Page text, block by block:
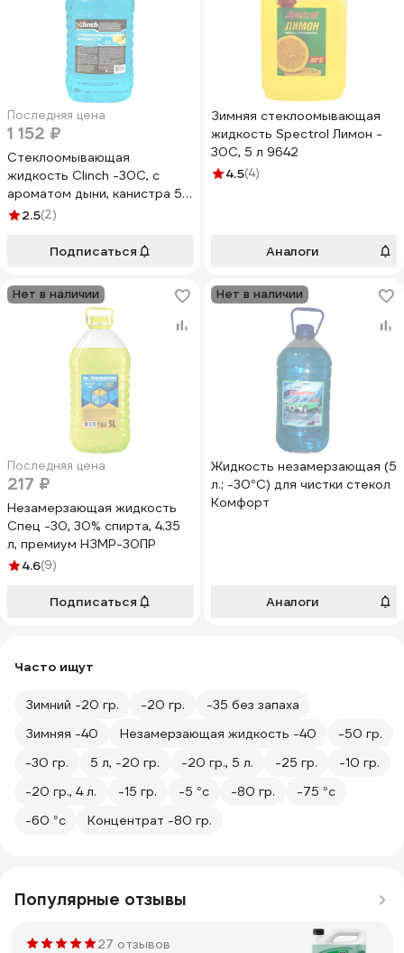
Последняя цена
1 152 ₽
Стеклоомывающая
жидкость Clinch -30С, с
ароматом дыни, канистра 5 л
31537
2.5(2)
Подписаться
Зимняя стеклоомывающая
жидкость Spectrol Лимон -
30С, 5 л 9642
4.5(4)
Аналоги
Нет в наличии
Последняя цена
217 ₽
Незамерзающая жидкость
Спец -30, 30% спирта, 4.35
л, премиум НЗМР-30ПР
4.6(9)
Подписаться
Нет в наличии
Жидкость незамерзающая (5
л.; -30°C) для чистки стекол
Комфорт
Аналоги
Часто ищут
Зимний -20 гр. -20 гр.
-35 без запаха
Зимняя -40
Незамерзающая жидкость -40
-50 гр.
-30 гр.
5 л, -20 гр. -20 гр., 5 л. -25 гр.
-10 гр.
-20 гр., 4 л.
-15 гр. -5 °с -80 гр.
-75 °с
-60 °с
Концентрат -80 гр.
Популярные отзывы
27 отзывов